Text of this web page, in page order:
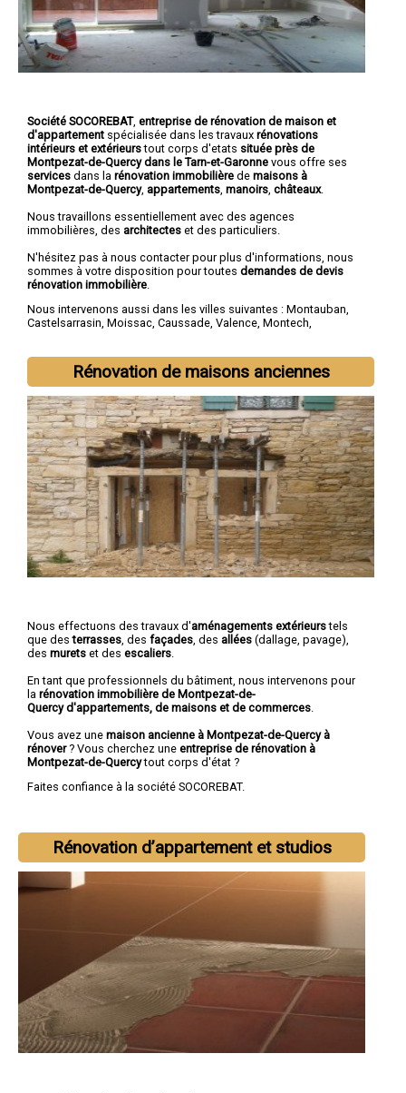
Société SOCOREBAT, entreprise de rénovation de maison et
d'appartement spécialisée dans les travaux rénovations
intérieurs et extérieurstout corps d'etats située près de
Montpezat-de-Quercy dans le Tarn-et-Garonne vous offre ses
services dans la rénovation immobilière de maisons à
Montpezat-de-Quercy, appartements manoirs châteaux.
Nous travaillons essentiellement avec des agences
immobilières, des architectes et des particuliers.
N'hésitez pas à nous contacter pour plus d'informations, nous
sommes à votre disposition pour toutes demandes de devis
rénovation immobilière
Nous intervenons aussi dans les villes suivantes : Montauban,
Castelsarrasin, Moissac, Caussade, Valence, Montech,
Rénovation de maisons anciennes
Nous effectuons des travaux d'aménagements extérieurstels
que desterrasses , des façades , des allées (dallage, pavage),
des murets et des escaliers
En tant que professionnels du bâtiment, nous intervenons pour
la rénovation immobilière de Montpezat-de-
Quercy d'appartements, de maisons et de commerces
Vous avez une maison ancienne à Montpezat-de-Quercy à
rénover? Vous cherchez une entreprise de rénovation à
Montpezat-de-Quercytout corps d'état ?
Faites confiance à la société SOCOREBAT.
Rénovation d’appartement et studios